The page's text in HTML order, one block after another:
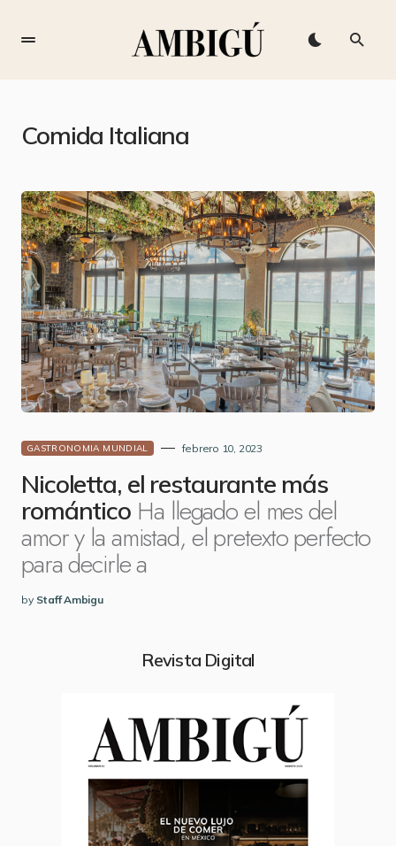
Comida Italiana
GASTRONOMIA MUNDIAL febrero 10, 2023
Nicoletta, el restaurante más
romántico Ha llegado el mes del
amor y la amistad, el pretexto perfecto
para decirle a
by Staff Ambigu
Revista Digital